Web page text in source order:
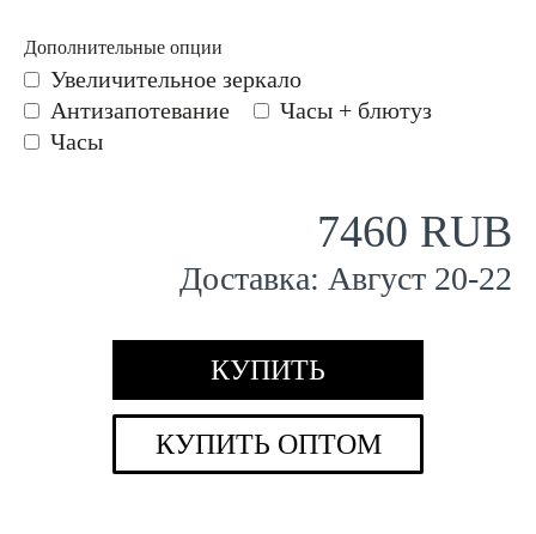
7460 RUB
Дополнительные опции
Увеличительное зеркало
Антизапотевание
Часы + блютуз
Часы
Доставка: Август 20-22
КУПИТЬ
КУПИТЬ ОПТОМ